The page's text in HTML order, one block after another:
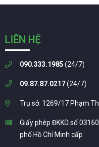
LIÊN HỆ
090.333.1985 (24/7)
09.87.87.0217(24/7)
Trụ sở: 1269/17 Phạm
Giấy phép ĐKKD số
phố Hồ Chí Minh cấp